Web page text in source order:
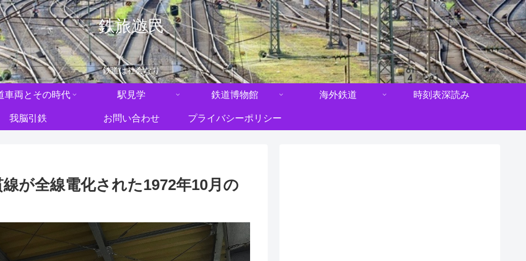
鉄旅遊民
鉄道は社会なり
車両とその時代 駅見学 鉄道博物館 海外鉄道 時刻表深読み
我脳引鉄 お問い合わせ プライバシーポリシー
が全線電化された1972年10月の